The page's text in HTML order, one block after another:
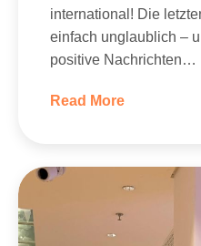
international! Die
einfach unglaublich –
positive Nachrichten…
Read More